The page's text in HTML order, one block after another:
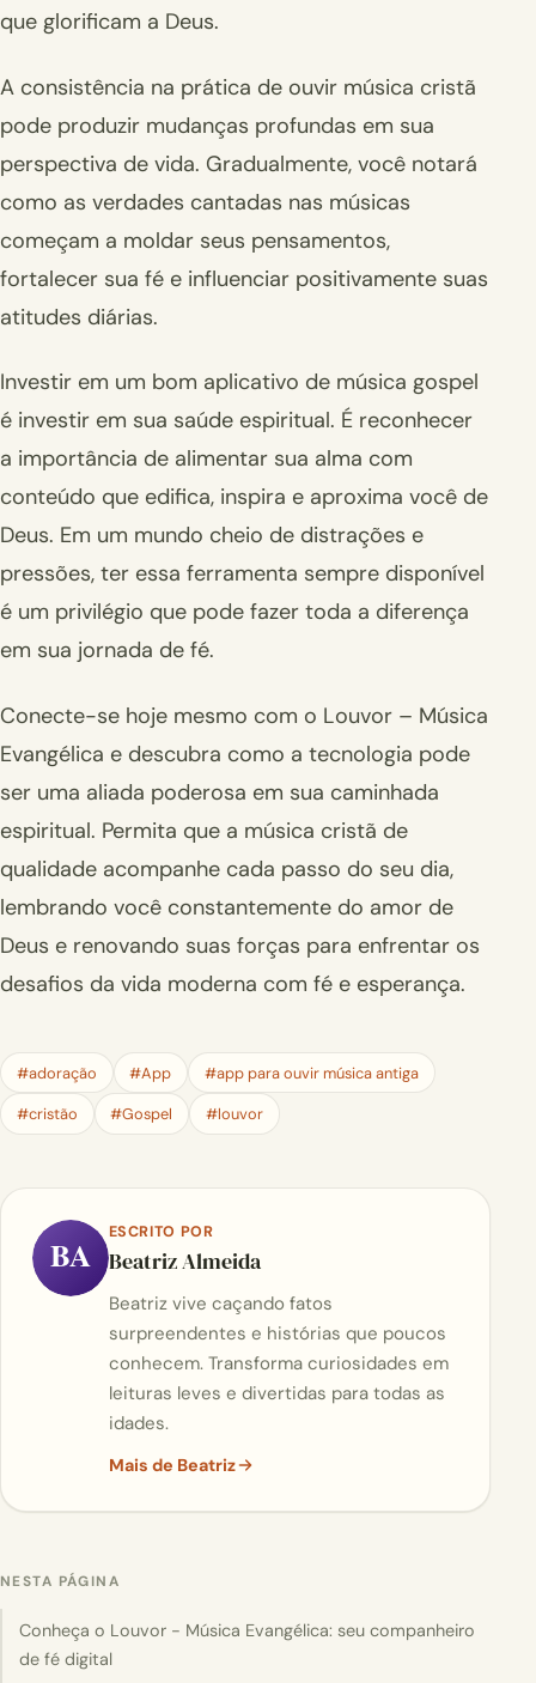
que glorificam a Deus.
A consistência na prática de ouvir música cristã
pode produzir mudanças profundas em sua
perspectiva de vida. Gradualmente, você notará
como as verdades cantadas nas músicas
começam a moldar seus pensamentos,
fortalecer sua fé e influenciar positivamente suas
atitudes diárias.
Investir em um bom aplicativo de música gospel
é investir em sua saúde espiritual. É reconhecer
a importância de alimentar sua alma com
conteúdo que edifica, inspira e aproxima você de
Deus. Em um mundo cheio de distrações e
pressões, ter essa ferramenta sempre disponível
é um privilégio que pode fazer toda a diferença
em sua jornada de fé.
Conecte-se hoje mesmo com o Louvor – Música
Evangélica e descubra como a tecnologia pode
ser uma aliada poderosa em sua caminhada
espiritual. Permita que a música cristã de
qualidade acompanhe cada passo do seu dia,
lembrando você constantemente do amor de
Deus e renovando suas forças para enfrentar os
desafios da vida moderna com fé e esperança.
#adoração #App #app para ouvir música antiga
#cristão #Gospel #louvor
BA
ESCRITO POR
Beatriz Almeida
Beatriz vive caçando fatos
surpreendentes e histórias que poucos
conhecem. Transforma curiosidades em
leituras leves e divertidas para todas as
idades.
Mais de Beatriz
NESTA PÁGINA
Conheça o Louvor - Música Evangélica: seu companheiro
de fé digital